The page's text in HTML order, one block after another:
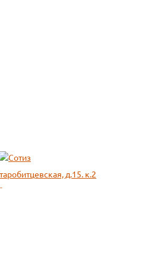
д.15. к.2